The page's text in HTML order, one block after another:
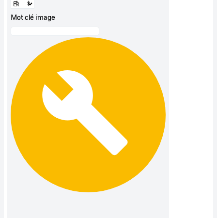
Mot clé image